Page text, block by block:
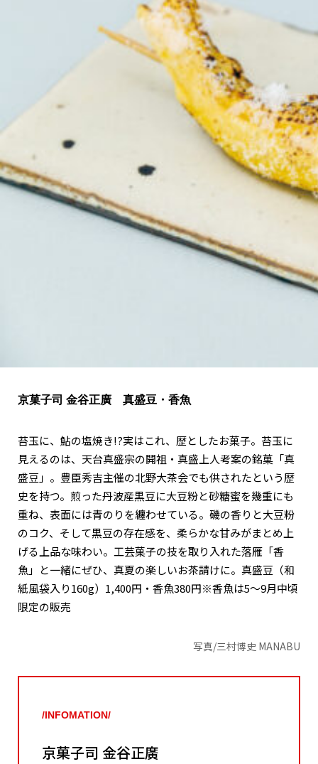
すべて
関西で開催。
おすすめの展覧会
おすすめの映画
誠光社で選びました。
京菓子司 金谷正廣 真盛豆・香魚
苔玉に、鮎の塩焼き!?実はこれ、歴としたお菓子。苔玉に
見えるのは、天台真盛宗の開祖・真盛上人考案の銘菓「真
盛豆」。豊臣秀吉主催の北野大茶会でも供されたという歴
史を持つ。煎った丹波産黒豆に大豆粉と砂糖蜜を幾重にも
重ね、表面には青のりを纏わせている。磯の香りと大豆粉
のコク、そして黒豆の存在感を、柔らかな甘みがまとめ上
げる上品な味わい。工芸菓子の技を取り入れた落雁「香
魚」と一緒にぜひ、真夏の楽しいお茶請けに。真盛豆（和
紙風袋入り160g）1,400円・香魚380円※香魚は5～9月中頃
限定の販売
写真/三村博史 MANABU
/INFOMATION/
京菓子司 金谷正廣